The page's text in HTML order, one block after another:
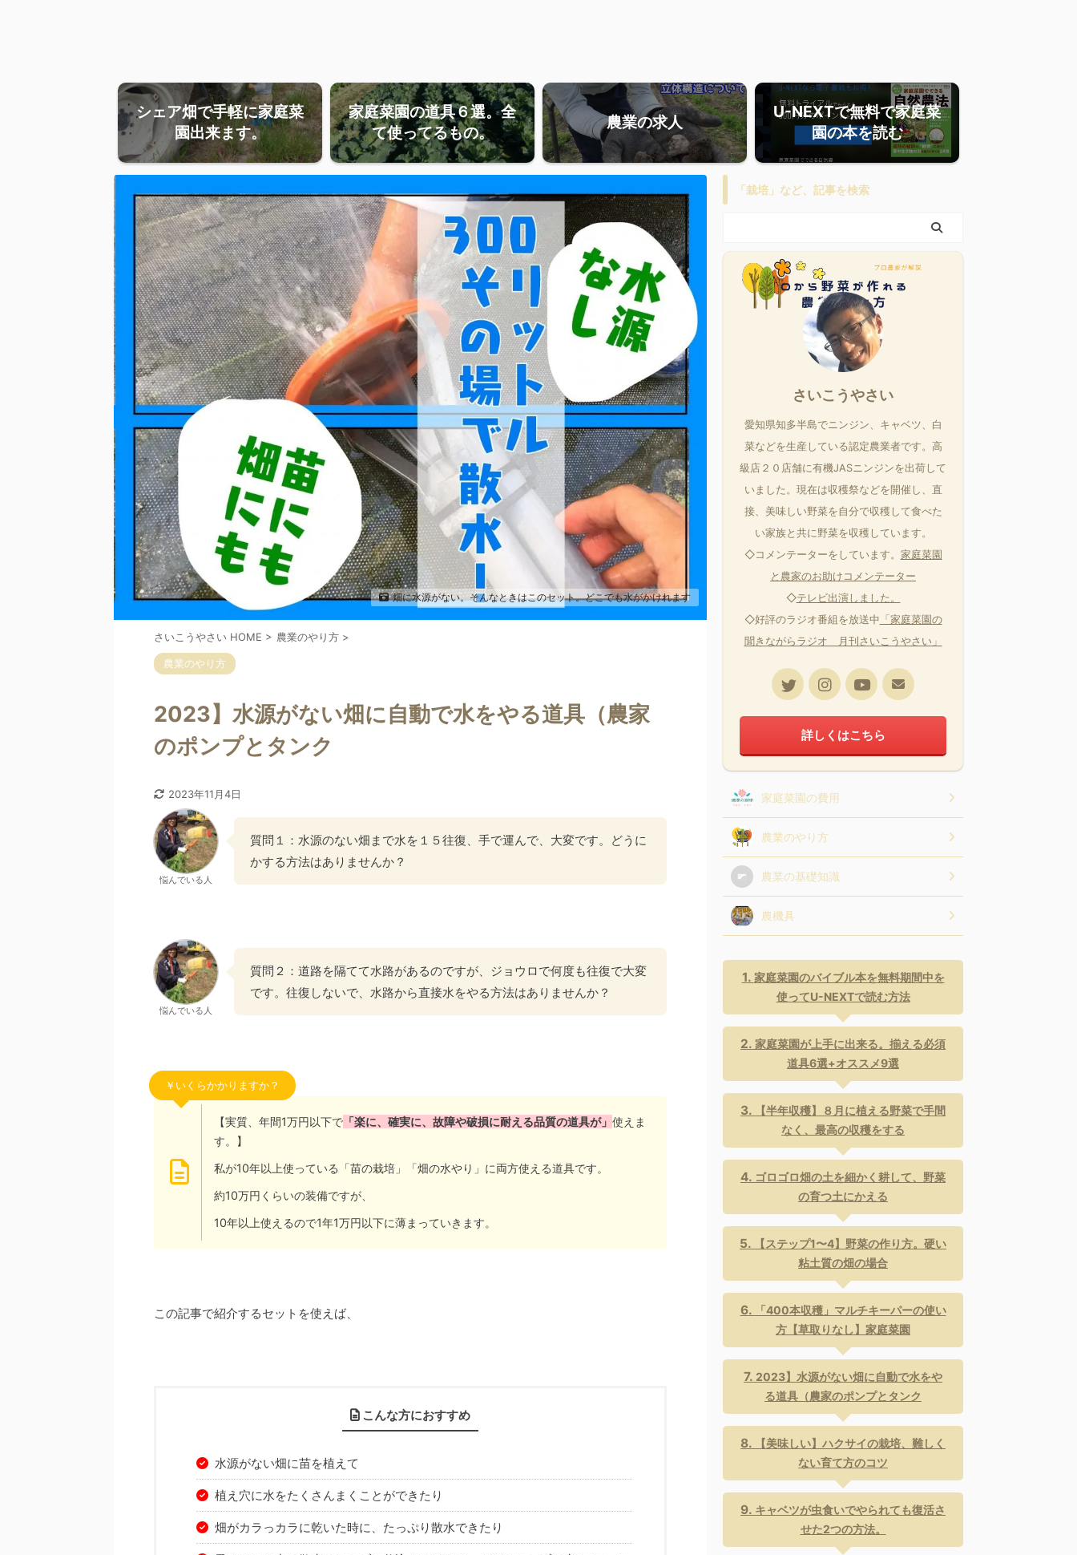
シェア畑で手軽に家庭菜
園出来ます。
家庭菜園の道具６選。全
て使ってるもの。
農業の求人
U-NEXTで無料で家庭菜
園の本を読む
畑に水源がない。そんなときはこのセット。どこでも水がかけれます
さいこうやさい HOME > 農業のやり方 >
農業のやり方
2023】水源がない畑に自動で水をやる道具（農家
のポンプとタンク
2023年11月4日
悩んでいる人
質問１：水源のない畑まで水を１５往復、手で運んで、大変です。どうに
かする方法はありませんか？
悩んでいる人
質問２：道路を隔てて水路があるのですが、ジョウロで何度も往復で大変
です。往復しないで、水路から直接水をやる方法はありませんか？
￥いくらかかりますか？
【実質、年間1万円以下で 「楽に、確実に、故障や破損に耐える品質の道具が」 使えま
す。】
私が10年以上使っている「苗の栽培」「畑の水やり」に両方使える道具です。
約10万円くらいの装備ですが、
10年以上使えるので1年1万円以下に薄まっていきます。
この記事で紹介するセットを使えば、
こんな方におすすめ
水源がない畑に苗を植えて
植え穴に水をたくさんまくことができたり
畑がカラっカラに乾いた時に、たっぷり散水できたり
「栽培」など、記事を検索
さいこうやさい
愛知県知多半島でニンジン、キャベツ、白
菜などを生産している認定農業者です。高
級店２０店舗に有機JASニンジンを出荷して
いました。現在は収穫祭などを開催し、直
接、美味しい野菜を自分で収穫して食べた
い家族と共に野菜を収穫しています。
◇コメンテーターをしています。 家庭菜園
と農家のお助けコメンテーター
◇テレビ出演しました。
◇好評のラジオ番組を放送中 「家庭菜園の
聞きながらラジオ 月刊さいこうやさい」
詳しくはこちら
家庭菜園の費用
農業のやり方
農業の基礎知識
農機具
家庭菜園のバイブル本を無料期間中を
使ってU-NEXTで読む方法
家庭菜園が上手に出来る。揃える必須
道具6選+オススメ9選
【半年収穫】８月に植える野菜で手間
なく、最高の収穫をする
ゴロゴロ畑の土を細かく耕して、野菜
の育つ土にかえる
【ステップ1〜4】野菜の作り方。硬い
粘土質の畑の場合
「400本収穫」マルチキーパーの使い
方【草取りなし】家庭菜園
2023】水源がない畑に自動で水をや
る道具（農家のポンプとタンク
【美味しい】ハクサイの栽培、難しく
ない育て方のコツ
キャベツが虫食いでやられても復活さ
せた2つの方法。